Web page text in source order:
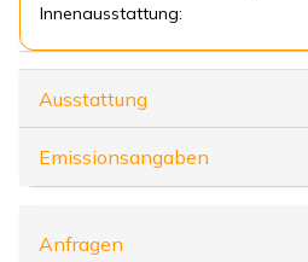
Innenausstattung:
Ausstattung
Emissionsangaben
Anfragen